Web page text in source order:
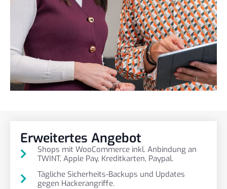
Erweitertes Angebot
Shops mit WooCommerce inkl. Anbindung an
TWINT, Apple Pay, Kreditkarten, Paypal.
Tägliche Sicherheits-Backups und Updates
gegen Hackerangriffe.